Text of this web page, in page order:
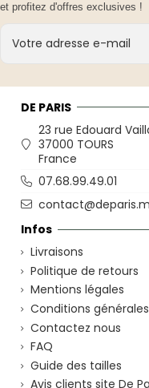
et profitez d'offres exclusives !
Infos
Livraisons
Politique de retours
Mentions légales
Conditions
Contactez nous
FAQ
Guide des tailles
Avis clients site De
DE PARIS
23 rue Edouard
37000 TOURS
France
07.68.99.49.01